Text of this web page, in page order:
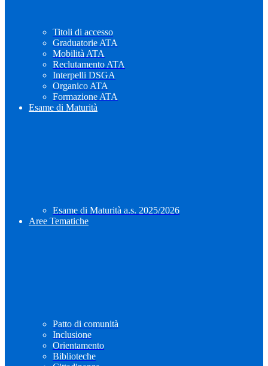
Titoli di accesso
Graduatorie ATA
Mobilità ATA
Reclutamento ATA
Interpelli DSGA
Organico ATA
Formazione ATA
Esame di Maturità
Esame di Maturità a.s. 2025/2026
Aree Tematiche
Patto di comunità
Inclusione
Orientamento
Biblioteche